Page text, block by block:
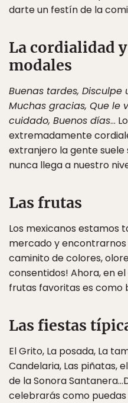
darte un festín de la
La cordialidad
modales
Buenas tardes, Disculpe
Muchas gracias, Que le
cuidado, Buenos días…
extremadamente
extranjero la gente
nunca llega a nuestro
Las frutas
Los mexicanos estamos
mercado y
caminito de colores,
consentidos! Ahora, en
frutas favoritas es como
Las fiestas
El Grito, La posada, La
Candelaria, Las piñatas,
de la Sonora
celebrarás como